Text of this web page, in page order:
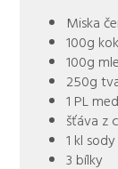
Miska
100g
100g
250g
1 PL
šťáva z
1 kl sody
3 bílky